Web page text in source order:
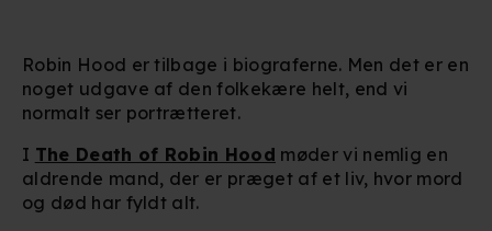
Robin Hood er tilbage i biograferne. Men det er en
noget udgave af den folkekære helt, end vi
normalt ser portrætteret.
I The Death of Robin Hood møder vi nemlig en
aldrende mand, der er præget af et liv, hvor mord
og død har fyldt alt.